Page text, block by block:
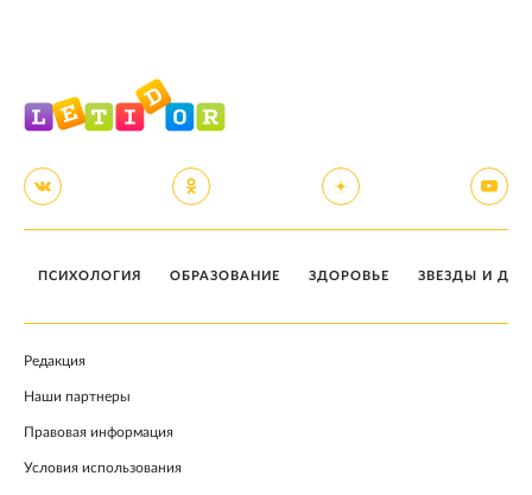
ПСИХОЛОГИЯ ОБРАЗОВАНИЕ ЗДОРОВЬЕ ЗВЕЗДЫ И
Редакция
Наши партнеры
Правовая информация
Условия использования